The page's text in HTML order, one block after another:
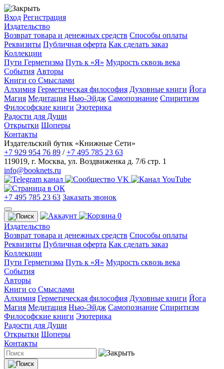
Вход Регистрация
Издательство
Возврат товара и денежных средств Способы оплаты
Реквизиты Публичная оферта Как сделать заказ
Коллекции
Пути Герметизма Путь к «Я» Мудрость сквозь века
События Авторы
Книги со Смыслами
Алхимия Герметическая философия Духовные книги Йога
Магия Медитация Нью-Эйдж Самопознание Спиритизм
Философские книги Эзотерика
Радости для Души
Открытки Шоперы
Контакты
Издательский бутик «Книжные Сети»
+7 929 954 76 89 /+7 495 785 23 63
119019, г. Москва, ул. Воздвиженка д. 7/6 стр. 1
info@booknets.ru
+7 495 785 23 63 Заказать звонок
0
Издательство
Возврат товара и денежных средств Способы оплаты
Реквизиты Публичная оферта Как сделать заказ
Коллекции
Пути Герметизма Путь к «Я» Мудрость сквозь века
События
Авторы
Книги со Смыслами
Алхимия Герметическая философия Духовные книги Йога
Магия Медитация Нью-Эйдж Самопознание Спиритизм
Философские книги Эзотерика
Радости для Души
Открытки Шоперы
Контакты